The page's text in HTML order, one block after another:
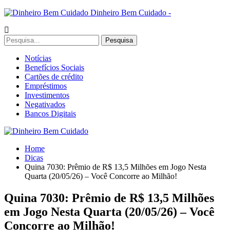
Dinheiro Bem Cuidado -
Notícias
Benefícios Sociais
Cartões de crédito
Empréstimos
Investimentos
Negativados
Bancos Digitais
Home
Dicas
Quina 7030: Prêmio de R$ 13,5 Milhões em Jogo Nesta
Quarta (20/05/26) – Você Concorre ao Milhão!
Quina 7030: Prêmio de R$ 13,5 Milhões
em Jogo Nesta Quarta (20/05/26) – Você
Concorre ao Milhão!